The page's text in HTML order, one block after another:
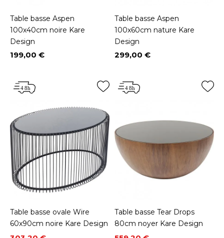
Table basse Aspen
100x40cm noire Kare
Design
Prix
199,00 €
Table basse Aspen
100x60cm nature Kare
Design
Prix
299,00 €
Table basse ovale Wire
60x90cm noire Kare Design
Table basse Tear Drops
80cm noyer Kare Design